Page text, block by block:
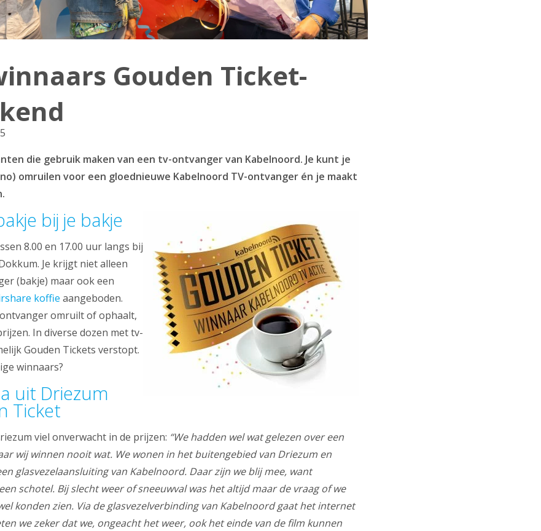
Gouden Ticket-
die gebruik maken van een tv-ontvanger van Kabelnoord. Je kunt je
omruilen voor een gloednieuwe Kabelnoord TV-ontvanger én je maakt
bij je bakje
8.00 en 17.00 uur langs bij
Je krijgt niet alleen
(bakje) maar ook een
koffie aangeboden.
omruilt of ophaalt,
In diverse dozen met tv-
Gouden Tickets verstopt.
winnaars?
uit Driezum
Ticket
viel onverwacht in de prijzen: “We hadden wel wat gelezen over een
wij winnen nooit wat. We wonen in het buitengebied van Driezum en
glasvezelaansluiting van Kabelnoord. Daar zijn we blij mee, want
schotel. Bij slecht weer of sneeuwval was het altijd maar de vraag of we
konden zien. Via de glasvezelverbinding van Kabelnoord gaat het internet
we zeker dat we, ongeacht het weer, ook het einde van de film kunnen